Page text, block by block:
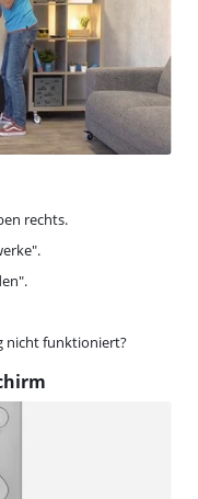
rechts.
nicht funktioniert?